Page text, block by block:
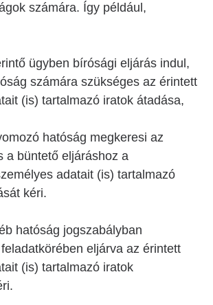
számára. Így például,
ügyben bírósági eljárás indul,
számára szükséges az érintett
(is) tartalmazó iratok átadása,
hatóság megkeresi az
a büntető eljáráshoz a
adatait (is) tartalmazó
kéri.
hatóság jogszabályban
eljárva az érintett
(is) tartalmazó iratok